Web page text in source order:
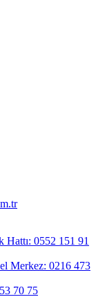
Hattı: 0552 151 91
Merkez: 0216 473
70 75